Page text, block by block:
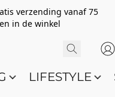
verzending vanaf 75
in de winkel
LIFESTYLE